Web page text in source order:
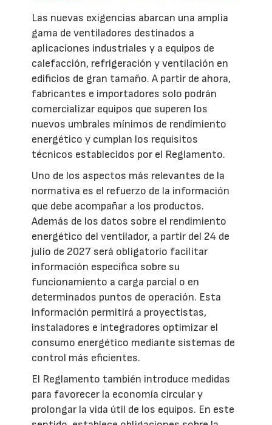
Las nuevas exigencias abarcan una amplia
gama de ventiladores destinados a
aplicaciones industriales y a equipos de
calefacción, refrigeración y ventilación en
edificios de gran tamaño. A partir de ahora,
fabricantes e importadores solo podrán
comercializar equipos que superen los
nuevos umbrales mínimos de rendimiento
energético y cumplan los requisitos
técnicos establecidos por el Reglamento.
Uno de los aspectos más relevantes de la
normativa es el refuerzo de la información
que debe acompañar a los productos.
Además de los datos sobre el rendimiento
energético del ventilador, a partir del 24 de
julio de 2027 será obligatorio facilitar
información específica sobre su
funcionamiento a carga parcial o en
determinados puntos de operación. Esta
información permitirá a proyectistas,
instaladores e integradores optimizar el
consumo energético mediante sistemas de
control más eficientes.
El Reglamento también introduce medidas
para favorecer la economía circular y
prolongar la vida útil de los equipos. En este